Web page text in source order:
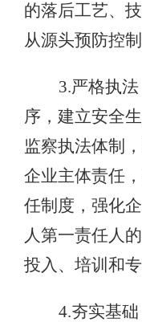
的落后工艺、
从源头预防控
3.严格执
序，建立安全
监察执法体制
企业主体责任
任制度，强化
人第一责任人
投入、培训和专
4.夯实基